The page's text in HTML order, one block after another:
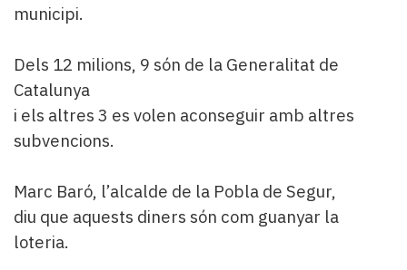
municipi.
Dels 12 milions, 9 són de la Generalitat de
Catalunya
i els altres 3 es volen aconseguir amb altres
subvencions.
Marc Baró, l’alcalde de la Pobla de Segur,
diu que aquests diners són com guanyar la
loteria.